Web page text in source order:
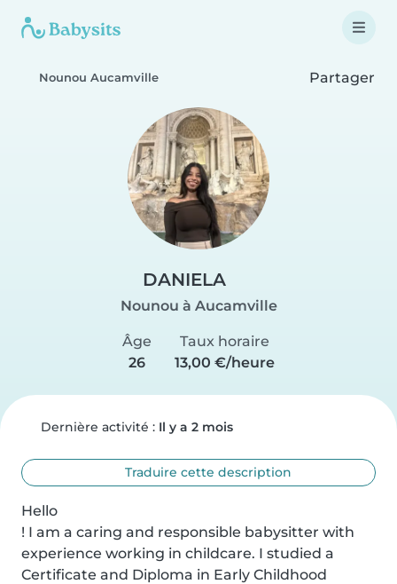
Nounou Aucamville Partager
DANIELA
Nounou à Aucamville
Âge
26
Taux horaire
13,00 €/heure
Dernière activité : Il y a 2 mois
Traduire cette description
Hello
! I am a caring and responsible babysitter with
experience working in childcare. I studied a
Certificate and Diploma in Early Childhood